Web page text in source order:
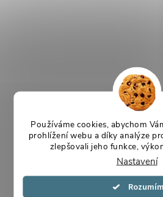
Používáme cookies, abychom
prohlížení webu a díky analýze
zlepšovali jeho funkce,
Nastavení
Souhlasím